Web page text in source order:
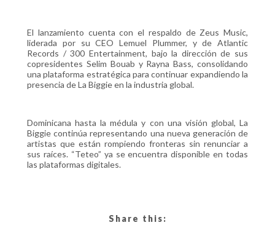
El lanzamiento cuenta con el respaldo de Zeus Music,
liderada por su CEO Lemuel Plummer, y de Atlantic
Records / 300 Entertainment, bajo la dirección de sus
copresidentes Selim Bouab y Rayna Bass, consolidando
una plataforma estratégica para continuar expandiendo la
presencia de La Biggie en la industria global.
Dominicana hasta la médula y con una visión global, La
Biggie continúa representando una nueva generación de
artistas que están rompiendo fronteras sin renunciar a
sus raíces. “Teteo” ya se encuentra disponible en todas
las plataformas digitales.
Share this: